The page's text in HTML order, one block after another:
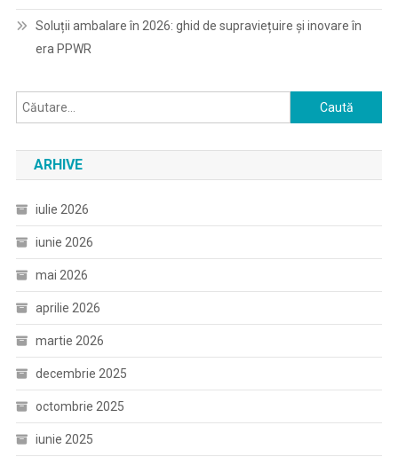
Soluții ambalare în 2026: ghid de supraviețuire și inovare în
era PPWR
Caută
după:
ARHIVE
iulie 2026
iunie 2026
mai 2026
aprilie 2026
martie 2026
decembrie 2025
octombrie 2025
iunie 2025